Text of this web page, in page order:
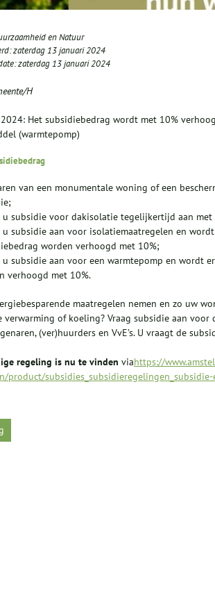
en Natuur
zaterdag 13 januari 2024
zaterdag 13 januari 2024
H
Het subsidiebedrag wordt met 10%
(warmtepomp)
van een monumentale woning of een
u subsidie voor dakisolatie tegelijkertijd aan
u subsidie aan voor isolatiemaatregelen en
worden verhoogd met 10%;
u subsidie aan voor een warmtepomp en wordt
verhoogd met 10%.
maatregelen nemen en zo uw
verwarming of koeling? Vraag subsidie aan
(ver)huurders en VvE’s. U vraagt de
regeling is nu te vinden viahttps://
product/